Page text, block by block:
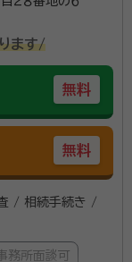
ます/
無料
無料
/ 相続手続き /
務所面談可